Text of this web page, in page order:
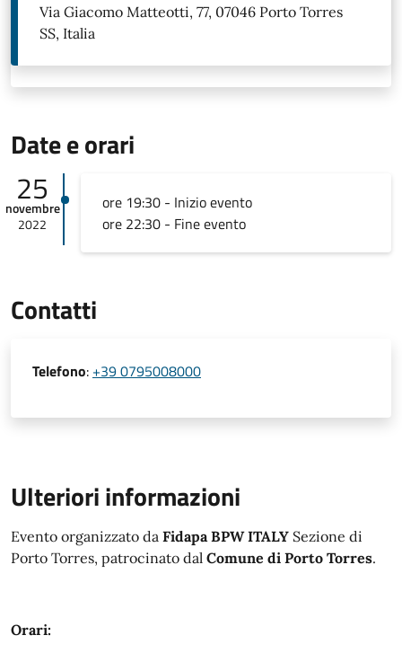
Via Giacomo Matteotti, 77, 07046 Porto Torres
SS, Italia
Date e orari
25
novembre
2022
ore 19:30 - Inizio evento
ore 22:30 - Fine evento
Contatti
Telefono: +39 0795008000
Ulteriori informazioni
Evento organizzato da Fidapa BPW ITALY Sezione di
Porto Torres, patrocinato dal Comune di Porto Torres.
Orari: